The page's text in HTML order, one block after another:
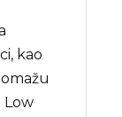
kao
Low